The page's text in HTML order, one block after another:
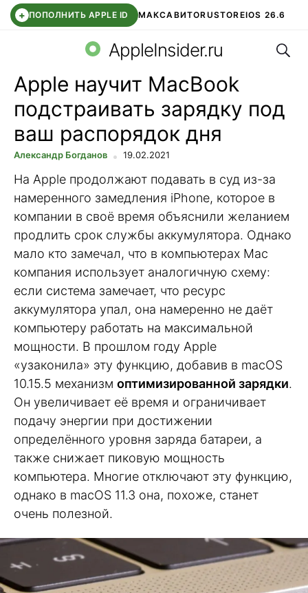
+ ПОПОЛНИТЬ APPLE ID МАКСАВИТОRUSTOREIOS 26.6
СБЕР КИДС ВТБ ОНЛАЙН ЧАТ В ROBLOX
AppleInsider.ru
Apple научит MacBook
подстраивать зарядку под
ваш распорядок дня
Александр Богданов 19.02.2021
На Apple продолжают подавать в суд из-за
намеренного замедления iPhone, которое в
компании в своё время объяснили желанием
продлить срок службы аккумулятора. Однако
мало кто замечал, что в компьютерах Mac
компания использует аналогичную схему:
если система замечает, что ресурс
аккумулятора упал, она намеренно не даёт
компьютеру работать на максимальной
мощности. В прошлом году Apple
«узаконила» эту функцию, добавив в macOS
10.15.5 механизм оптимизированной зарядки.
Он увеличивает её время и ограничивает
подачу энергии при достижении
определённого уровня заряда батареи, а
также снижает пиковую мощность
компьютера. Многие отключают эту функцию,
однако в macOS 11.3 она, похоже, станет
очень полезной.